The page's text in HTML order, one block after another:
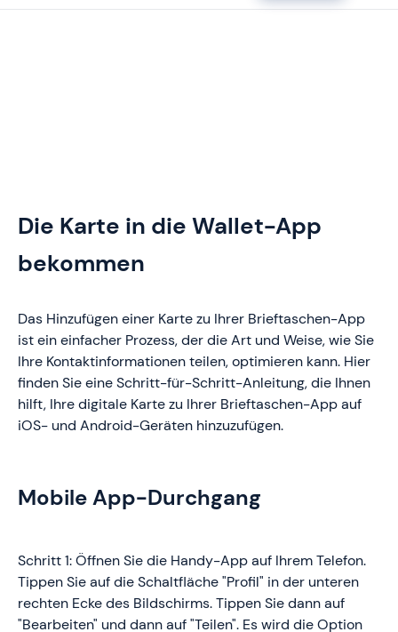
Die Karte in die Wallet-App
bekommen
Das Hinzufügen einer Karte zu Ihrer Brieftaschen-App
ist ein einfacher Prozess, der die Art und Weise, wie Sie
Ihre Kontaktinformationen teilen, optimieren kann. Hier
finden Sie eine Schritt-für-Schritt-Anleitung, die Ihnen
hilft, Ihre digitale Karte zu Ihrer Brieftaschen-App auf
iOS- und Android-Geräten hinzuzufügen.
Mobile App-Durchgang
Schritt 1: Öffnen Sie die Handy-App auf Ihrem Telefon.
Tippen Sie auf die Schaltfläche "Profil" in der unteren
rechten Ecke des Bildschirms. Tippen Sie dann auf
"Bearbeiten" und dann auf "Teilen". Es wird die Option